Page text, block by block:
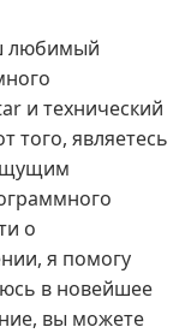
любимый
и технический
того, являетесь
о
я помогу
в новейшее
вы можете